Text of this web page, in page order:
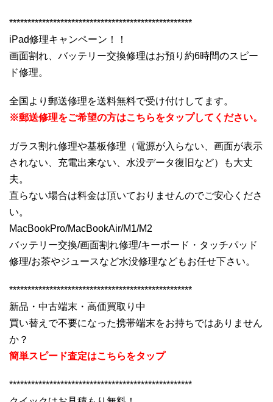
**************************************************
iPad修理キャンペーン！！
画面割れ、バッテリー交換修理はお預り約6時間のスピー
ド修理。
全国より郵送修理を送料無料で受け付けしてます。
※郵送修理をご希望の方はこちらをタップしてください。
ガラス割れ修理や基板修理（電源が入らない、画面が表示
されない、充電出来ない、水没データ復旧など）も大丈
夫。
直らない場合は料金は頂いておりませんのでご安心くださ
い。
MacBookPro/MacBookAir/M1/M2
バッテリー交換/画面割れ修理/キーボード・タッチパッド
修理/お茶やジュースなど水没修理などもお任せ下さい。
**************************************************
新品・中古端末・高価買取り中
買い替えで不要になった携帯端末をお持ちではありません
か？
簡単スピード査定はこちらをタップ
**************************************************